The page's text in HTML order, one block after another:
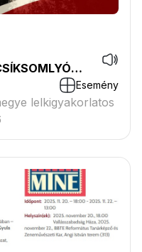
Esemény
lelkigyakorlatos